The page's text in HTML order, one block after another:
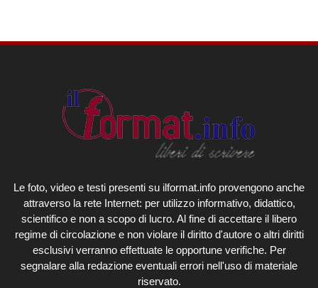
Le foto, video e testi presenti su ilformat.info provengono anche
attraverso la rete Internet: per utilizzo informativo, didattico,
scientifico e non a scopo di lucro. Al fine di accettare il libero
regime di circolazione e non violare il diritto d'autore o altri diritti
esclusivi verranno effettuate le opportune verifiche. Per
segnalare alla redazione eventuali errori nell'uso di materiale
riservato.